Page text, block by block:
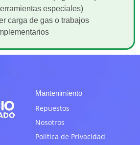
especiales)
carga de gas o trabajos
Mantenimiento
Repuestos
Nosotros
Política de Privacidad